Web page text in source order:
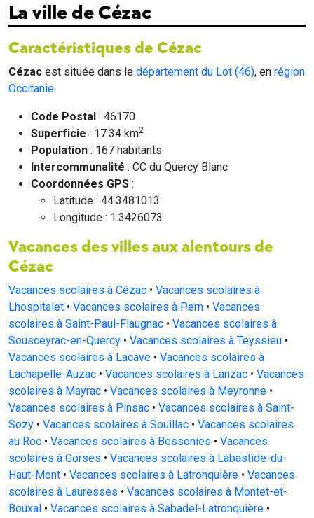
La ville de Cézac
Caractéristiques de Cézac
Cézac est située dans le département du Lot (46), en région
Occitanie.
Code Postal : 46170
Superficie : 17.34 km2
Population : 167 habitants
Intercommunalité : CC du Quercy Blanc
Coordonnées GPS :
Latitude : 44.3481013
Longitude : 1.3426073
Vacances des villes aux alentours de
Cézac
Vacances scolaires à Cézac • Vacances scolaires à
Lhospitalet • Vacances scolaires à Pern • Vacances
scolaires à Saint-Paul-Flaugnac • Vacances scolaires à
Sousceyrac-en-Quercy • Vacances scolaires à Teyssieu •
Vacances scolaires à Lacave • Vacances scolaires à
Lachapelle-Auzac • Vacances scolaires à Lanzac • Vacances
scolaires à Mayrac • Vacances scolaires à Meyronne •
Vacances scolaires à Pinsac • Vacances scolaires à Saint-
Sozy • Vacances scolaires à Souillac • Vacances scolaires
au Roc • Vacances scolaires à Bessonies • Vacances
scolaires à Gorses • Vacances scolaires à Labastide-du-
Haut-Mont • Vacances scolaires à Latronquière • Vacances
scolaires à Lauresses • Vacances scolaires à Montet-et-
Bouxal • Vacances scolaires à Sabadel-Latronquière •